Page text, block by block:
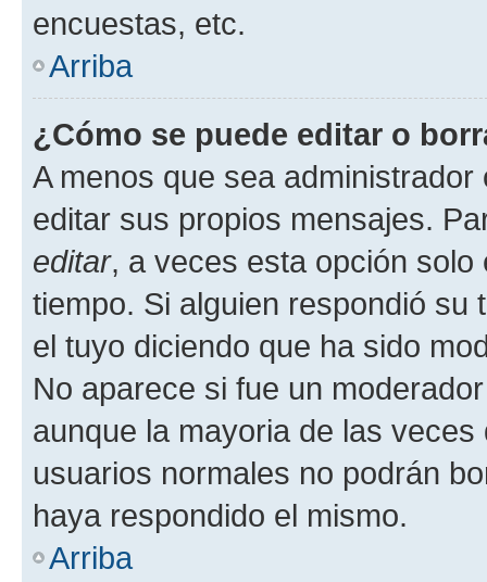
encuestas, etc.
Arriba
¿Cómo se puede editar o
A menos que sea
editar sus propios mensajes.
editar, a veces esta opción
tiempo. Si alguien respondió
el tuyo diciendo que ha sido
No aparece si fue un
aunque la mayoria de las
usuarios normales no podrán
haya respondido el mismo.
Arriba